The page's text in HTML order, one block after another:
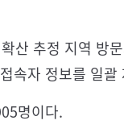
산 추정 지역 방
속자 정보를 일괄
명이다.